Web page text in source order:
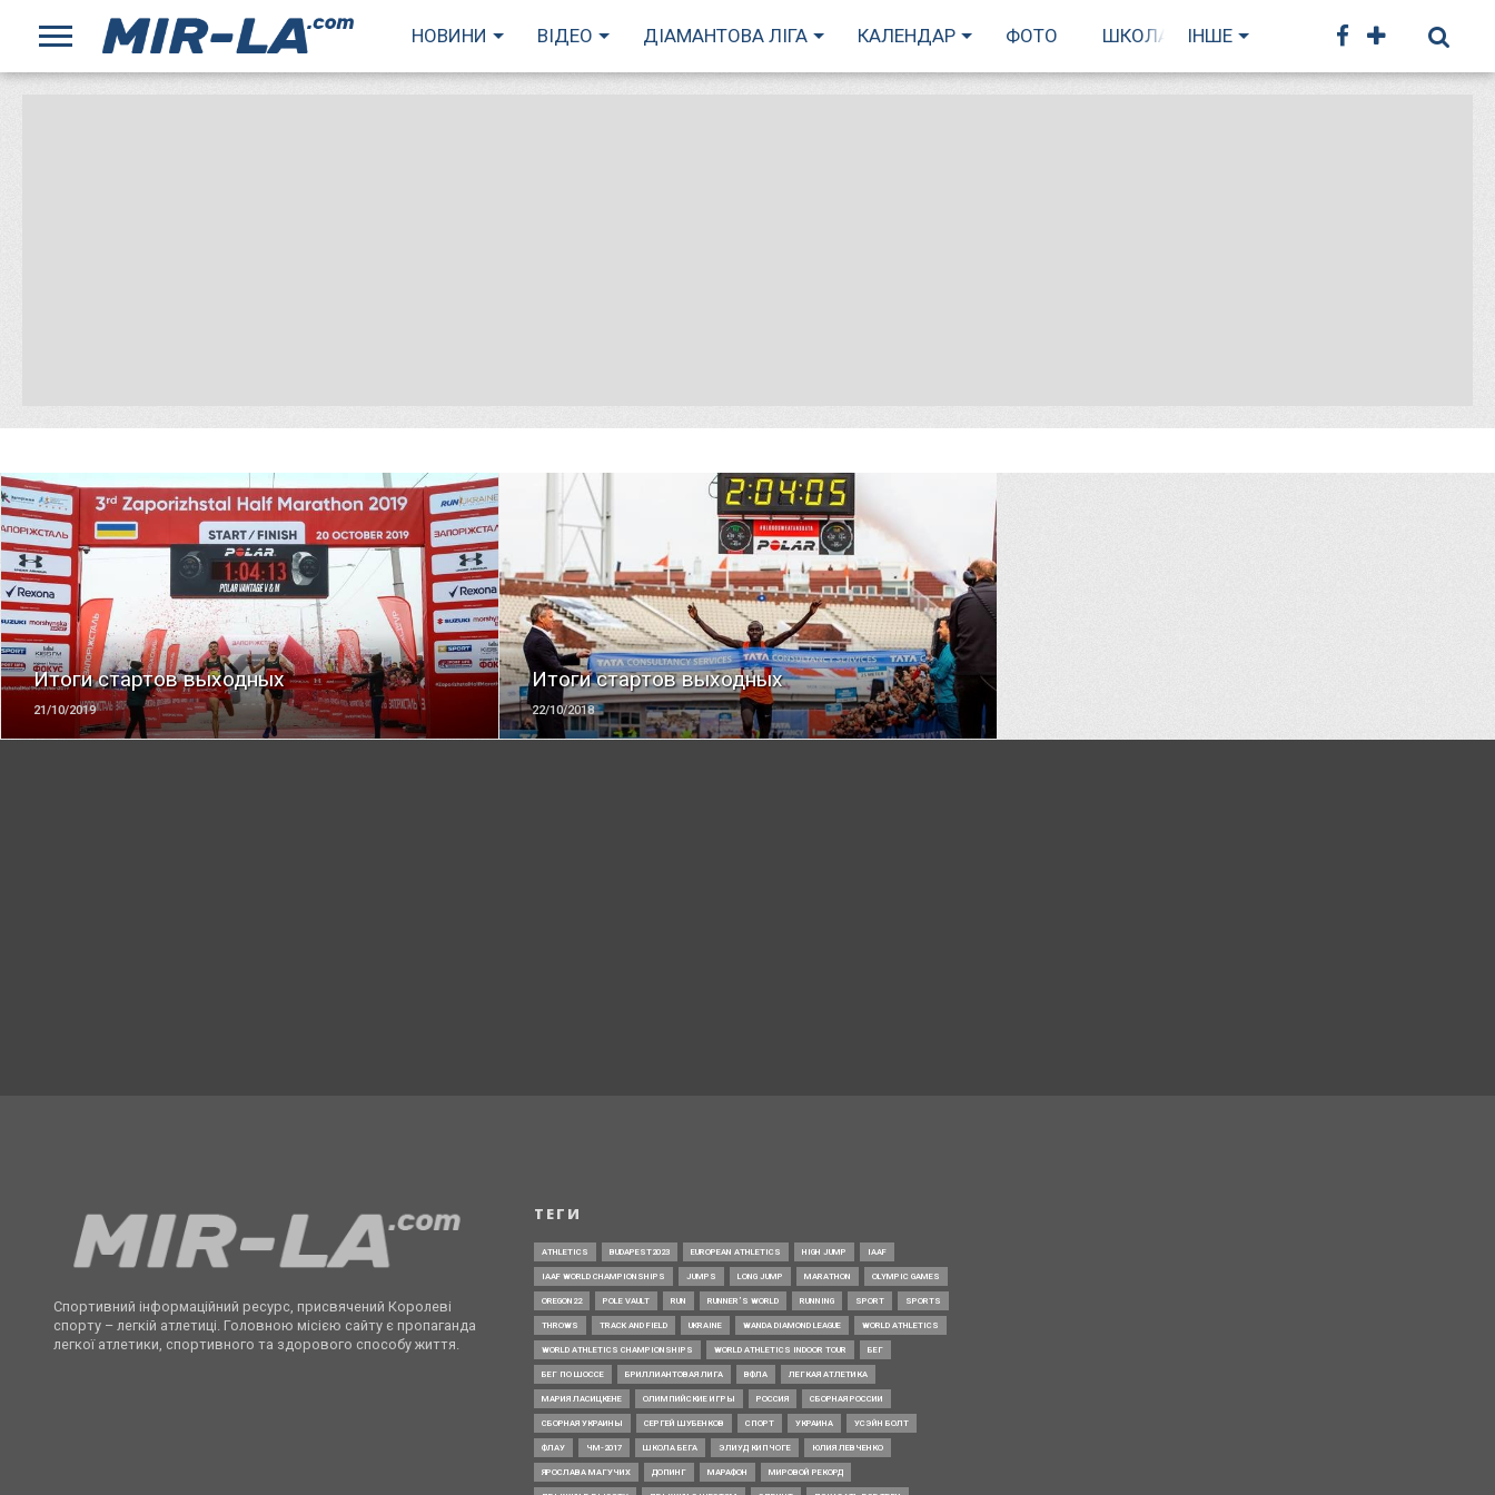
НОВИНИ ВІДЕО ДІАМАНТОВА ЛІГА КАЛЕНДАР ФОТО ШКОЛА БІГУ
ІНШЕ
Итоги стартов выходных
21/10/2019
ЧИТАТЬ
Итоги стартов выходных
22/10/2018
ЧИТАТЬ
Спортивний інформаційний ресурс, присвячений Королеві
спорту – легкій атлетиці. Головною місією сайту є пропаганда
легкої атлетики, спортивного та здорового способу життя.
ТЕГИ
ATHLETICS BUDAPEST2023 EUROPEAN ATHLETICS HIGH JUMP IAAF
IAAF WORLD CHAMPIONSHIPS JUMPS LONG JUMP MARATHON OLYMPIC GAMES
OREGON22 POLE VAULT RUN RUNNER’S WORLD RUNNING SPORT SPORTS
THROWS TRACK AND FIELD UKRAINE WANDA DIAMOND LEAGUE WORLD ATHLETICS
WORLD ATHLETICS CHAMPIONSHIPS WORLD ATHLETICS INDOOR TOUR БЕГ
БЕГ ПО ШОССЕ БРИЛЛИАНТОВАЯ ЛИГА ВФЛА ЛЕГКАЯ АТЛЕТИКА
МАРИЯ ЛАСИЦКЕНЕ ОЛИМПИЙСКИЕ ИГРЫ РОССИЯ СБОРНАЯ РОССИИ
СБОРНАЯ УКРАИНЫ СЕРГЕЙ ШУБЕНКОВ СПОРТ УКРАИНА УСЭЙН БОЛТ
ФЛАУ ЧМ-2017 ШКОЛА БЕГА ЭЛИУД КИПЧОГЕ ЮЛИЯ ЛЕВЧЕНКО
ЯРОСЛАВА МАГУЧИХ ДОПИНГ МАРАФОН МИРОВОЙ РЕКОРД